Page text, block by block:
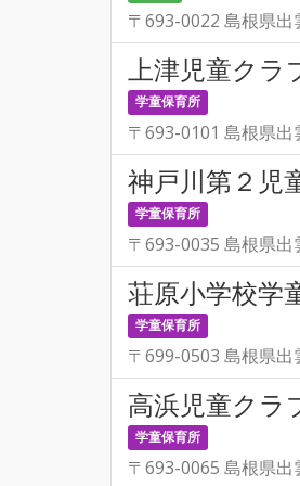
〒693-0022 島根県
上津児童クラ
学童保育所
〒693-0101 島根県出
神戸川第２児
学童保育所
〒693-0035 島根県出
荘原小学校学
学童保育所
〒699-0503 島根県出
高浜児童クラ
学童保育所
〒693-0065 島根県出